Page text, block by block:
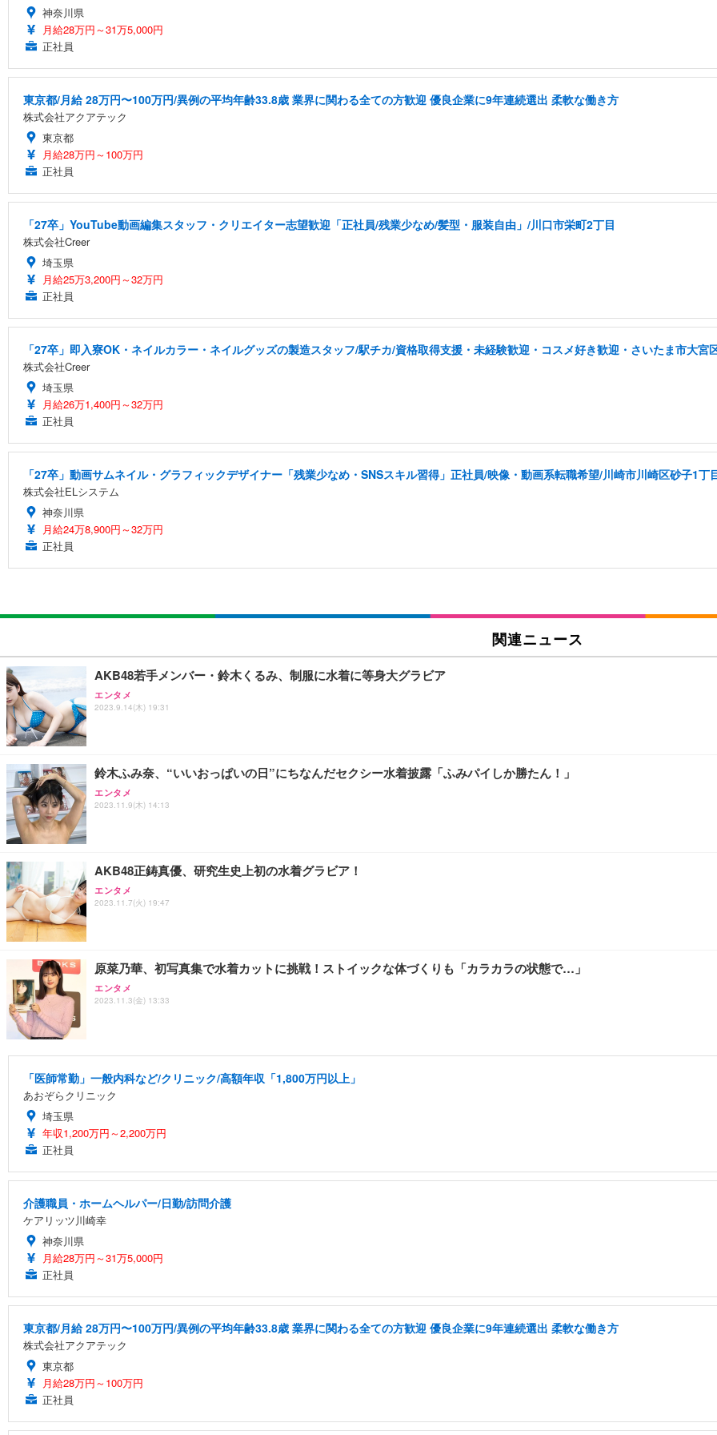
神奈川県
月給28万円～31万5,000円
正社員
東京都/月給 28万円〜100万円/異例の平均年齢33.8歳 業界に関わる全ての方歓迎 優良企業に9年連続選出 柔軟な働き方
株式会社アクアテック
東京都
月給28万円～100万円
正社員
「27卒」YouTube動画編集スタッフ・クリエイター志望歓迎「正社員/残業少なめ/髪型・服装自由」/川口市栄町2丁目
株式会社Creer
埼玉県
月給25万3,200円～32万円
正社員
「27卒」即入寮OK・ネイルカラー・ネイルグッズの製造スタッフ/駅チカ/資格取得支援・未経験歓迎・コスメ好き歓迎・さいたま市大宮
株式会社Creer
埼玉県
月給26万1,400円～32万円
正社員
「27卒」動画サムネイル・グラフィックデザイナー「残業少なめ・SNSスキル習得」正社員/映像・動画系転職希望/川崎市川崎区砂子1丁
株式会社ELシステム
神奈川県
月給24万8,900円～32万円
正社員
関連ニュース
AKB48若手メンバー・鈴木くるみ、制服に水着に等身大グラビア
エンタメ
2023.9.14(木) 19:31
鈴木ふみ奈、“いいおっぱいの日”にちなんだセクシー水着披露「ふみパイしか勝たん！」
エンタメ
2023.11.9(木) 14:13
AKB48正鋳真優、研究生史上初の水着グラビア！
エンタメ
2023.11.7(火) 19:47
原菜乃華、初写真集で水着カットに挑戦！ストイックな体づくりも「カラカラの状態で…」
エンタメ
2023.11.3(金) 13:33
「医師常勤」一般内科など/クリニック/高額年収「1,800万円以上」
あおぞらクリニック
埼玉県
年収1,200万円～2,200万円
正社員
介護職員・ホームヘルパー/日勤/訪問介護
ケアリッツ川崎幸
神奈川県
月給28万円～31万5,000円
正社員
東京都/月給 28万円〜100万円/異例の平均年齢33.8歳 業界に関わる全ての方歓迎 優良企業に9年連続選出 柔軟な働き方
株式会社アクアテック
東京都
月給28万円～100万円
正社員